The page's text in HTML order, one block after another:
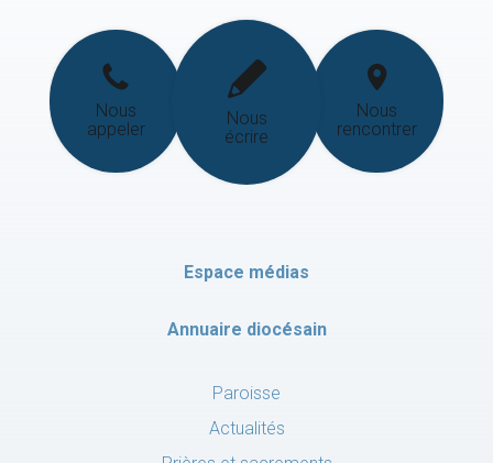
Nous
appeler
Nous
écrire
Nous
rencontrer
Espace médias
Annuaire diocésain
Paroisse
Actualités